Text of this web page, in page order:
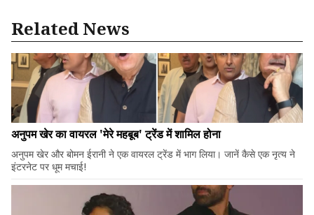
Related News
अनुपम खेर का वायरल 'मेरे महबूब' ट्रेंड में शामिल होना
अनुपम खेर और बोमन ईरानी ने एक वायरल ट्रेंड में भाग लिया। जानें कैसे एक नृत्य ने
इंटरनेट पर धूम मचाई!